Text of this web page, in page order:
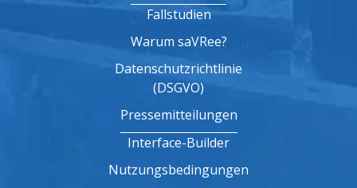
Fallstudien
Warum saVRee?
Datenschutzrichtlinie
(DSGVO)
Pressemitteilungen
Interface-Builder
Nutzungsbedingungen